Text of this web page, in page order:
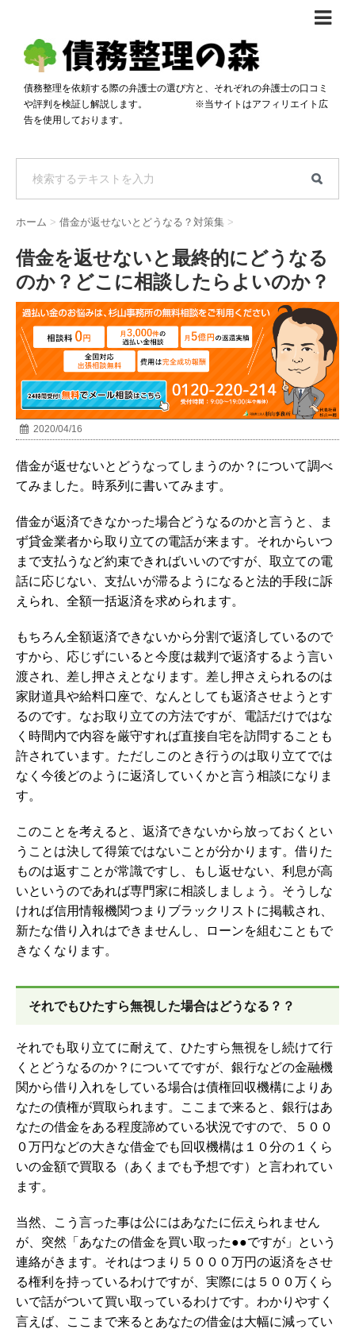
債務整理体験談
おすすめ
料金比較
自己破産・個人再生料金比較
過払い金料金比較
専門家の選び方
料金で選ぶ
着手金無料で選ぶ
24時間年中無休で選ぶ
匿名借金相談
債務整理を依頼する際の弁護士の選び方と、それぞれの弁護士の口コミ
や評判を検証し解説します。 ※当サイトはアフィリエイト広
告を使用しております。
ホーム > 借金が返せないとどうなる？対策集 >
借金を返せないと最終的にどうなる
のか？どこに相談したらよいのか？
2020/04/16
借金が返せないとどうなってしまうのか？について調べ
てみました。時系列に書いてみます。
借金が返済できなかった場合どうなるのかと言うと、ま
ず貸金業者から取り立ての電話が来ます。それからいつ
まで支払うなど約束できればいいのですが、取立ての電
話に応じない、支払いが滞るようになると法的手段に訴
えられ、全額一括返済を求められます。
もちろん全額返済できないから分割で返済しているので
すから、応じずにいると今度は裁判で返済するよう言い
渡され、差し押さえとなります。差し押さえられるのは
家財道具や給料口座で、なんとしても返済させようとす
るのです。なお取り立ての方法ですが、電話だけではな
く時間内で内容を厳守すれば直接自宅を訪問することも
許されています。ただしこのとき行うのは取り立てでは
なく今後どのように返済していくかと言う相談になりま
す。
このことを考えると、返済できないから放っておくとい
うことは決して得策ではないことが分かります。借りた
ものは返すことが常識ですし、もし返せない、利息が高
いというのであれば専門家に相談しましょう。そうしな
ければ信用情報機関つまりブラックリストに掲載され、
新たな借り入れはできませんし、ローンを組むこともで
きなくなります。
それでもひたすら無視した場合はどうなる？？
それでも取り立てに耐えて、ひたすら無視をし続けて行
くとどうなるのか？についてですが、銀行などの金融機
関から借り入れをしている場合は債権回収機構によりあ
なたの債権が買取られます。ここまで来ると、銀行はあ
なたの借金をある程度諦めている状況ですので、５００
０万円などの大きな借金でも回収機構は１０分の１くら
いの金額で買取る（あくまでも予想です）と言われてい
ます。
当然、こう言った事は公にはあなたに伝えられません
が、突然「あなたの借金を買い取った●●ですが」という
連絡がきます。それはつまり５０００万円の返済をさせ
る権利を持っているわけですが、実際には５００万くら
いで話がついて買い取っているわけです。わかりやすく
言えば、ここまで来るとあなたの借金は大幅に減ってい